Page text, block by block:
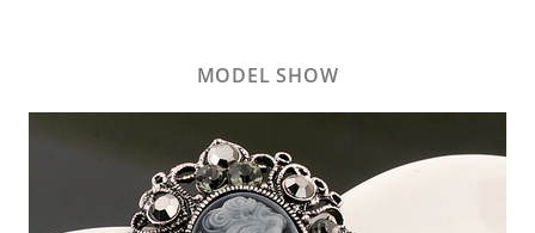
MODEL SHOW